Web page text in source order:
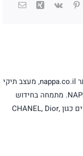
Pinterest
Vk
Xing
דרור זהבי – בעלים ומנהל האתר nappa.co.il, מעצב תיקי
עור לנשים תחת מותג הבית NAPPA. מתמחה בחידוש
תיקי יוקרה של מותגים אייקוניים כגון CHANEL, Dior,